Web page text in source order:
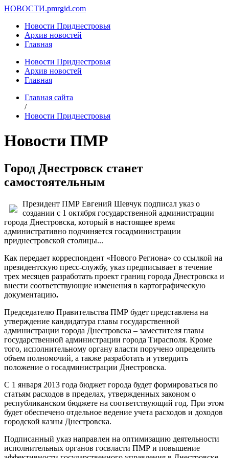
НОВОСТИ.pmrgid.com
Новости Приднестровья
Архив новостей
Главная
Новости Приднестровья
Архив новостей
Главная
Главная сайта
/
Новости Приднестровья
Новости ПМР
Город Днестровск станет
самостоятельным
Президент ПМР Евгений Шевчук подписал указ о
создании с 1 октября государственной администрации
города Днестровска, который в настоящее время
административно подчиняется госадминистрации
приднестровской столицы...
Как передает корреспондент «Нового Региона» со ссылкой на
президентскую пресс-службу, указ предписывает в течение
трех месяцев разработать проект границ города Днестровска и
внести соответствующие изменения в картографическую
документацию.
Председателю Правительства ПМР будет представлена на
утверждение кандидатура главы государственной
администрации города Днестровска – заместителя главы
государственной администрации города Тирасполя. Кроме
того, исполнительному органу власти поручено определить
объем полномочий, а также разработать и утвердить
положение о госадминистрации Днестровска.
С 1 января 2013 года бюджет города будет формироваться по
статьям расходов в пределах, утвержденных законом о
республиканском бюджете на соответствующий год. При этом
будет обеспечено отдельное ведение учета расходов и доходов
городской казны Днестровска.
Подписанный указ направлен на оптимизацию деятельности
исполнительных органов госвласти ПМР и повышение